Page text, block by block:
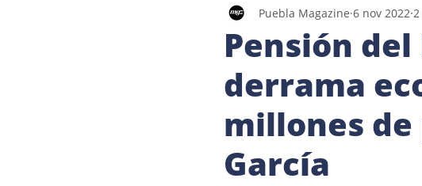
Poblanas destacadas Pulso Político
Pensión
derrama
millones de
García
Puebla Magazine 6 nov 2022